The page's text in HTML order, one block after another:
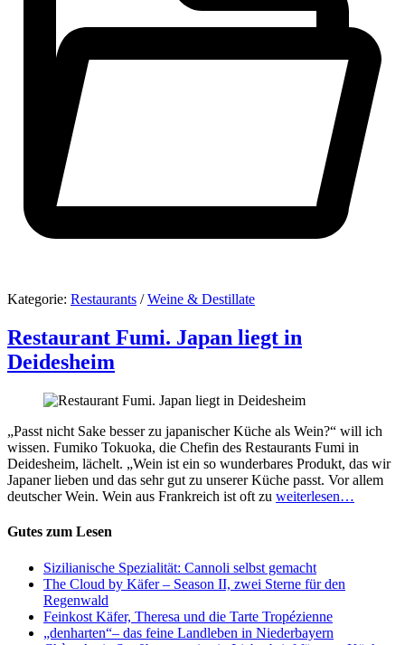
Kategorie: Restaurants /Weine & Destillate
Restaurant Fumi. Japan liegt in
Deidesheim
„Passt nicht Sake besser zu japanischer Küche als Wein?“ will ich
wissen. Fumiko Tokuoka, die Chefin des Restaurants Fumi in
Deidesheim, lächelt. „Wein ist ein so wunderbares Produkt, das wir
Japaner lieben und das sehr gut zu unserer Küche passt. Vor allem
deutscher Wein. Wein aus Frankreich ist oft zu weiterlesen…
Gutes zum Lesen
Sizilianische Spezialität: Cannoli selbst gemacht
The Cloud by Käfer – Season II, zwei Sterne für den
Regenwald
Feinkost Käfer, Theresa und die Tarte Tropézienne
„denharten“– das feine Landleben in Niederbayern